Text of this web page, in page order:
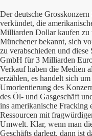
Der deutsche
verkündet, die
Milliarden Dollar kaufen zu
Münchener bekannt, sich
zu verabschieden und
GmbH für 3 Milliarden
Verkauf haben die Medien
erzählen, es handelt sich
Umorientierung des
des Öl- und Gasgeschäft
ins amerikanische Fracking
Ressourcen mit
Umwelt. Klar, wenn man
Geschäfts darlegt, dann ist